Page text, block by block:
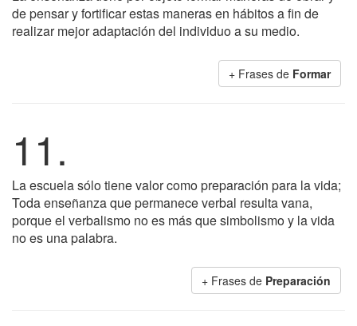
de pensar y fortificar estas maneras en hábitos a fin de
realizar mejor adaptación del individuo a su medio.
+ Frases de Formar
11.
La escuela sólo tiene valor como preparación para la vida;
Toda enseñanza que permanece verbal resulta vana,
porque el verbalismo no es más que simbolismo y la vida
no es una palabra.
+ Frases de Preparación